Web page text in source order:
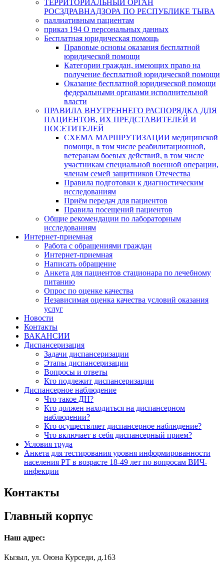
ТЕРРИТОРИАЛЬНЫЙ ОРГАН
РОСЗДРАВНАДЗОРА ПО РЕСПУБЛИКЕ ТЫВА
паллиативным пациентам
приказ 194 О персональных данных
Бесплатная юридическая помощь
Правовые основы оказания бесплатной
юридической помощи
Категории граждан, имеющих право на
получение бесплатной юридической помощи
Оказание бесплатной юридической помощи
федеральными органами исполнительной
власти
ПРАВИЛА ВНУТРЕННЕГО РАСПОРЯДКА ДЛЯ
ПАЦИЕНТОВ, ИХ ПРЕДСТАВИТЕЛЕЙ И
ПОСЕТИТЕЛЕЙ
СХЕМА МАРШРУТИЗАЦИИ медицинской
помощи, в том числе реабилитационной,
ветеранам боевых действий, в том числе
участникам специальной военной операции,
членам семей защитников Отечества
Правила подготовки к диагностическим
исследованиям
Приём передач для пациентов
Правила посещений пациентов
Общие рекомендации по лабораторным
исследованиям
Интернет-приемная
Работа с обращениями граждан
Интернет-приемная
Написать обращение
Анкета для пациентов стационара по лечебному
питанию
Опрос по оценке качества
Независимая оценка качества условий оказания
услуг
Новости
Контакты
ВАКАНСИИ
Диспансеризация
Задачи диспансеризации
Этапы диспансеризации
Вопросы и ответы
Кто подлежит диспансеризации
Диспансерное наблюдение
Что такое ДН?
Кто должен находиться на диспансерном
наблюдении?
Кто осуществляет диспансерное наблюдение?
Что включает в себя диспансерный прием?
Условия труда
Анкета для тестирования уровня информированности
населения РТ в возрасте 18-49 лет по вопросам ВИЧ-
инфекции
Контакты
Главный корпус
Наш адрес:
Кызыл, ул. Оюна Курседи, д.163